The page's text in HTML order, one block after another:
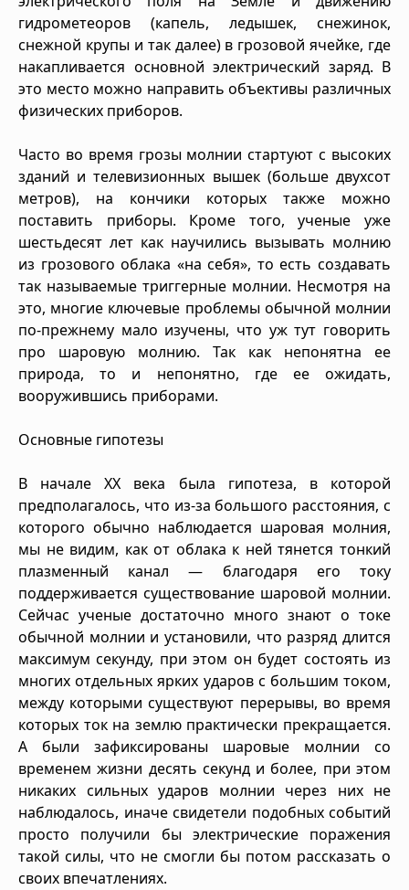
гидрометеоров (капель, ледышек, снежинок,
снежной крупы и так далее) в грозовой ячейке, где
накапливается основной электрический заряд. В
это место можно направить объективы различных
физических приборов.
Часто во время грозы молнии стартуют с высоких
зданий и телевизионных вышек (больше двухсот
метров), на кончики которых также можно
поставить приборы. Кроме того, ученые уже
шестьдесят лет как научились вызывать молнию
из грозового облака «на себя», то есть создавать
так называемые триггерные молнии. Несмотря на
это, многие ключевые проблемы обычной молнии
по-прежнему мало изучены, что уж тут говорить
про шаровую молнию. Так как непонятна ее
природа, то и непонятно, где ее ожидать,
вооружившись приборами.
Основные гипотезы
В начале ХХ века была гипотеза, в которой
предполагалось, что из-за большого расстояния, с
которого обычно наблюдается шаровая молния,
мы не видим, как от облака к ней тянется тонкий
плазменный канал — благодаря его току
поддерживается существование шаровой молнии.
Сейчас ученые достаточно много знают о токе
обычной молнии и установили, что разряд длится
максимум секунду, при этом он будет состоять из
многих отдельных ярких ударов с большим током,
между которыми существуют перерывы, во время
которых ток на землю практически прекращается.
А были зафиксированы шаровые молнии со
временем жизни десять секунд и более, при этом
никаких сильных ударов молнии через них не
наблюдалось, иначе свидетели подобных событий
просто получили бы электрические поражения
такой силы, что не смогли бы потом рассказать о
своих впечатлениях.